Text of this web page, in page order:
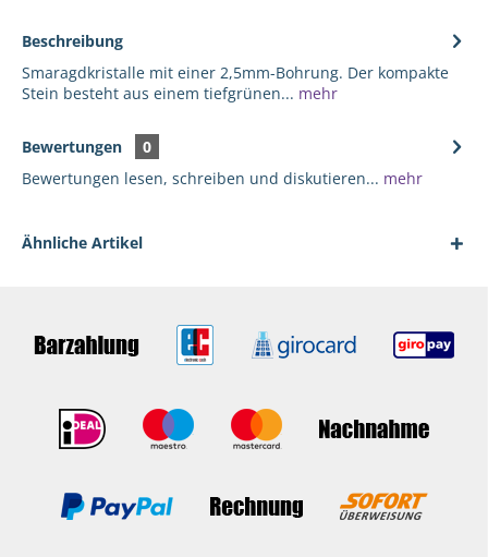
Beschreibung
Smaragdkristalle mit einer 2,5mm-Bohrung. Der kompakte
Stein besteht aus einem tiefgrünen... mehr
Bewertungen
0
Bewertungen lesen, schreiben und diskutieren... mehr
Ähnliche Artikel